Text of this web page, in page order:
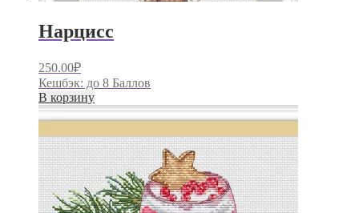
Нарцисс
250.00₽
Кешбэк: до 8 Баллов
В корзину